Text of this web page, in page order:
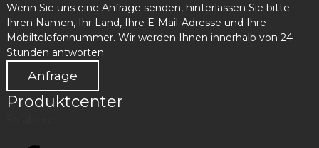
Wenn Sie uns eine Anfrage senden, hinterlassen Sie bitte
Ihren Namen, Ihr Land, Ihre E-Mail-Adresse und Ihre
Mobiltelefonnummer. Wir werden Ihnen innerhalb von 24
Stunden antworten.
Anfrage
Produktcenter